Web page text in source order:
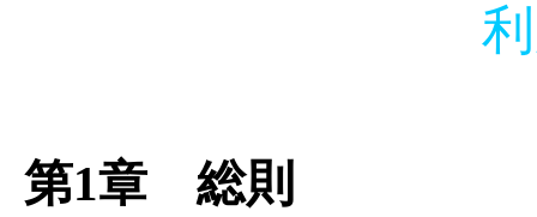
第1章 総則